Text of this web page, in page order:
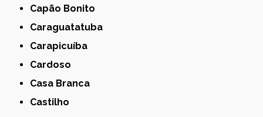
Capão Bonito
Caraguatatuba
Carapicuíba
Cardoso
Casa Branca
Castilho